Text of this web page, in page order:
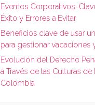
Eventos Corporativos:
Éxito y Errores a Evitar
Beneficios clave de usar
para gestionar vacaciones
Evolución del Derecho
a Través de las Culturas de
Colombia